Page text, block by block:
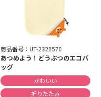
商品番号：UT-2326570
あつめよう！どうぶつのエコバ
ッグ
かわいい
折りたたみ